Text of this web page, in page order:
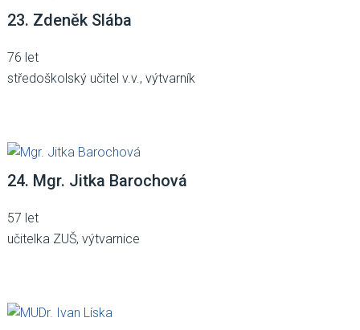
23. Zdeněk Slába
76 let
středoškolský učitel v.v., výtvarník
24. Mgr. Jitka Barochová
57 let
učitelka ZUŠ, výtvarnice